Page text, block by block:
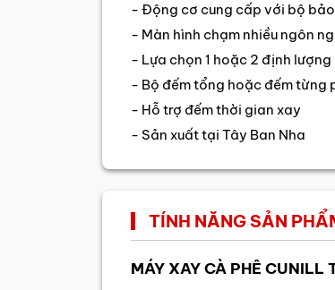
- Động cơ cung cấp với bộ
- Màn hình chạm nhiều ngôn
- Lựa chọn 1 hoặc 2 định
- Bộ đếm tổng hoặc đếm từng
- Hỗ trợ đếm thời gian xay
- Sản xuất tại Tây Ban Nha
TÍNH NĂNG SẢN
MÁY XAY CÀ PHÊ CUNILL